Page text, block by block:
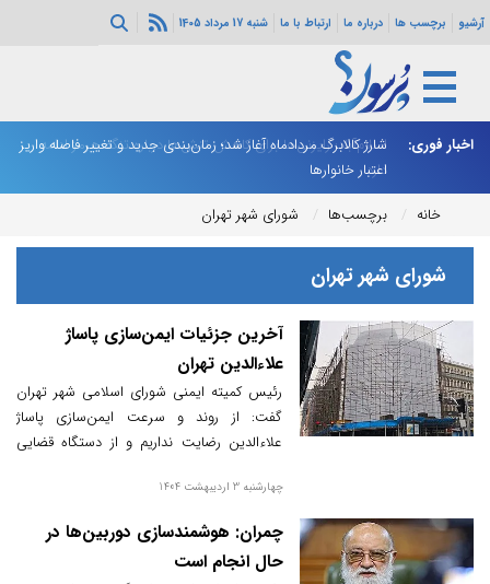
آرشیو برچسب ها درباره ما ارتباط با ما شنبه 17 مرداد 1405
اخبار فوری:
هرمز ادامه
شارژ کالابرگ مردادماه آغاز شد؛ زمان‌بندی جدید و تغییر فاصله واریز
اعتبار خانوارها
خانه
برچسب‌ها شورای شهر تهران
شورای شهر تهران
آخرین جزئیات ایمن‌سازی پاساژ
علاءالدین تهران
رئیس کمیته ایمنی شورای اسلامی شهر تهران
گفت: از روند و سرعت ایمن‌سازی پاساژ
علاءالدین رضایت نداریم و از دستگاه قضایی
چهارشنبه 3 اردیبهشت 1404
چمران: هوشمندسازی دوربین‌ها در
حال انجام است